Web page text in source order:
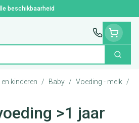
beschikbaarheid
Zoek
kinderen / Baby / Voeding - melk /
>1 jaar